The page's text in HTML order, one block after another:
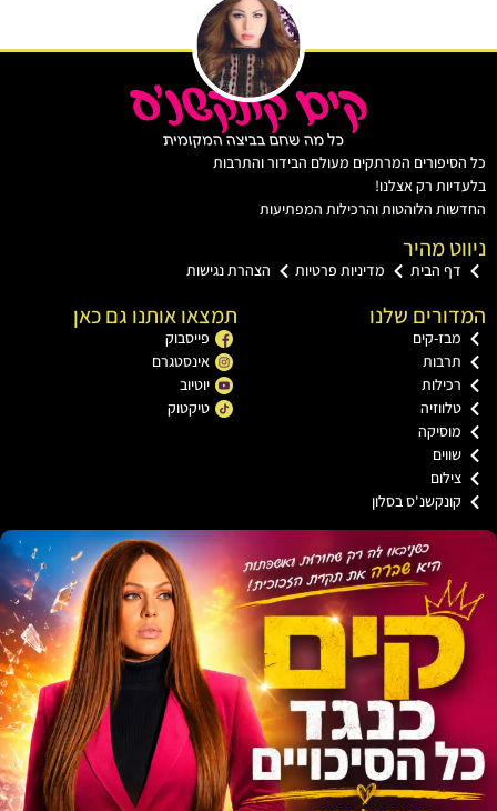
המרתקים מעולם הבידור והתרבות
רק אצלנו!
הלוהטות והרכילות המפתיעות
מהיר
הבית מדיניות פרטיות הצהרת נגישות
שלנו
קים
בסלון
תמצאו אותנו גם כאן
פייסבוק
אינסטגרם
יוטיוב
טיקטוק